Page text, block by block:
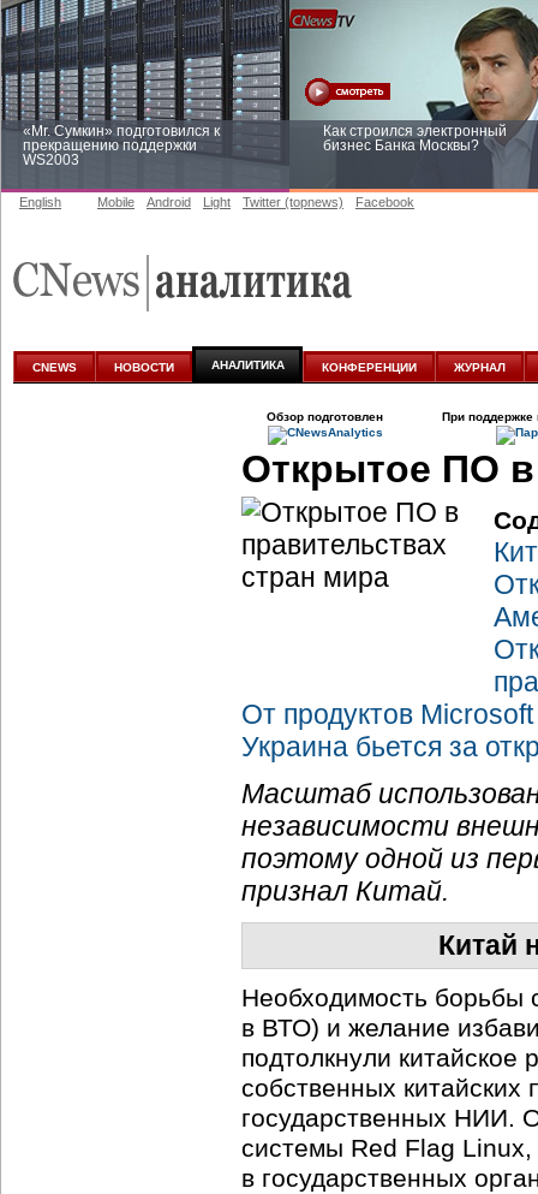
«Mr. Сумкин» подготовился к
прекращению поддержки
WS2003
Как строился электронный
бизнес Банка Москвы?
аналитике
English Mobile Android Light Twitter (topnews) Facebook
CNEWS НОВОСТИ АНАЛИТИКА КОНФЕРЕНЦИИ ЖУРНАЛ
Обзор подготовлен При поддержке
Открытое ПО в
От продуктов
Украина бьется за
Масштаб
независимости
поэтому одной из
признал Китай.
Китай
Необходимость борьбы
в ВТО) и желание
подтолкнули китайское
собственных китайских
государственных НИИ.
системы Red Flag Linux,
в государственных